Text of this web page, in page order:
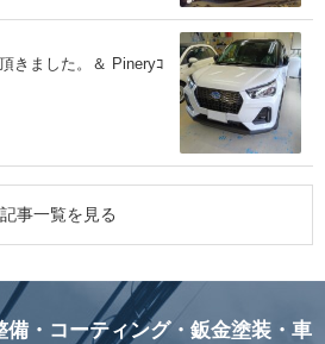
きました。＆ Pineryｺ
記事一覧を見る
・コーティング・鈑金塗装・車